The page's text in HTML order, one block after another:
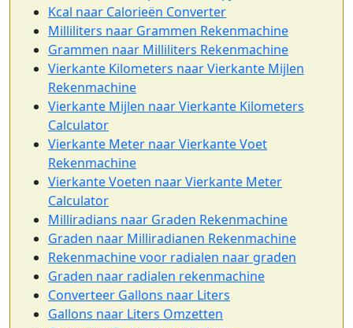
Kcal naar Calorieën Converter
Milliliters naar Grammen Rekenmachine
Grammen naar Milliliters Rekenmachine
Vierkante Kilometers naar Vierkante Mijlen
Rekenmachine
Vierkante Mijlen naar Vierkante Kilometers
Calculator
Vierkante Meter naar Vierkante Voet
Rekenmachine
Vierkante Voeten naar Vierkante Meter
Calculator
Milliradians naar Graden Rekenmachine
Graden naar Milliradianen Rekenmachine
Rekenmachine voor radialen naar graden
Graden naar radialen rekenmachine
Converteer Gallons naar Liters
Gallons naar Liters Omzetten